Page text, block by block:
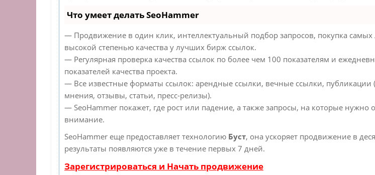
Что умеет делать SeoHammer
— Продвижение в один клик, интеллектуальный подбор запросов, покупка самых
высокой степенью качества у лучших бирж ссылок.
— Регулярная проверка качества ссылок по более чем 100 показателям и
показателей качества проекта.
— Все известные форматы ссылок: арендные ссылки, вечные ссылки, публикации
мнения, отзывы, статьи, пресс-релизы).
— SeoHammer покажет, где рост или падение, а также запросы, на которые нужно
внимание.
SeoHammer еще предоставляет технологию Буст, она ускоряет продвижение в
результаты появляются уже в течение первых 7 дней.
Зарегистрироваться и Начать продвижение